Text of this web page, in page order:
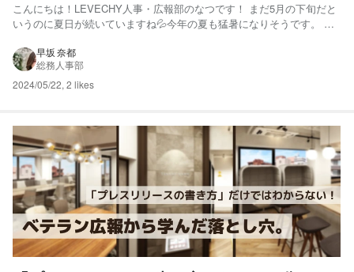
こんにちは！LEVECHY人事・広報部のなつです！ まだ5月の下旬だと
いうのに夏日が続いていますね💦今年の夏も猛暑になりそうです。 皆
て、今回は弊社の行っている事業の一つの「JP-BASE」についてご紹
早坂 奈都
総務人事部
2024/05/22, 2 likes